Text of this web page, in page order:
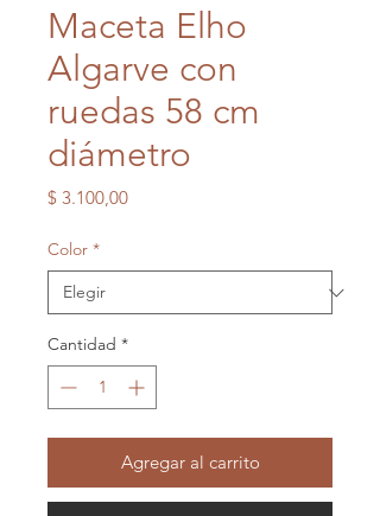
Maceta Elho
Algarve con
ruedas 58 cm
diámetro
$ 3.100,00Precio
Color *
Cantidad *
Agregar al carrito